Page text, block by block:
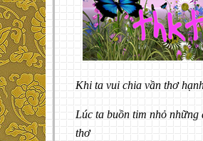
Khi ta vui chia vần thơ
Lúc ta buồn tim nhỏ những
thơ